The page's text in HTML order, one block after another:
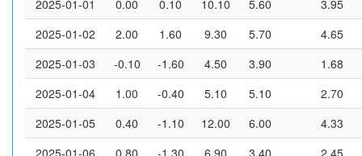
2025-01-01
0.00 0.10 10.10 5.60
3.95
2025-01-02
2.00 1.60 9.30 5.70
4.65
2025-01-03
-0.10 -1.60 4.50 3.90
1.68
2025-01-04
1.00 -0.40 5.10 5.10
2.70
2025-01-05
0.40 -1.10 12.00 6.00
4.33
2025-01-06
0.80 -1.30 6.90 3.40
2.45